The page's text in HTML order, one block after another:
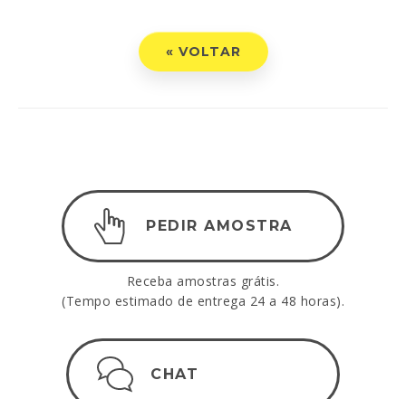
« VOLTAR
PEDIR AMOSTRA
Receba amostras grátis.
(Tempo estimado de entrega 24 a 48 horas).
CHAT